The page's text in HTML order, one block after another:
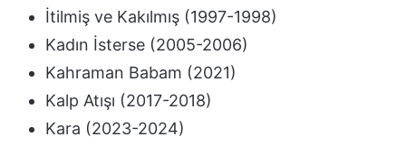
İtilmiş ve Kakılmış (1997-1998)
Kadın İsterse (2005-2006)
Kahraman Babam (2021)
Kalp Atışı (2017-2018)
Kara (2023-2024)